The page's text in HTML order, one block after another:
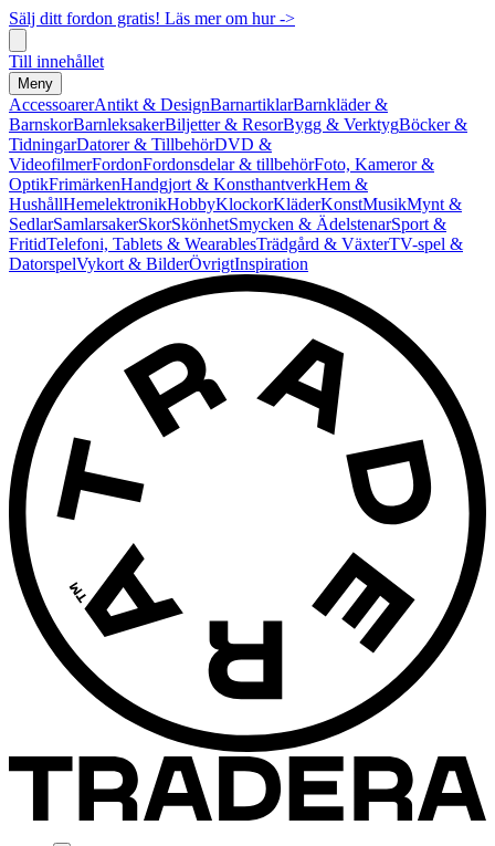
Sälj ditt fordon gratis! Läs mer om hur ->
Till innehållet
Meny
AccessoarerAntikt & DesignBarnartiklarBarnkläder &
BarnskorBarnleksakerBiljetter & ResorBygg & VerktygBöcker &
TidningarDatorer & TillbehörDVD &
VideofilmerFordonFordonsdelar & tillbehörFoto, Kameror &
OptikFrimärkenHandgjort & KonsthantverkHem &
HushållHemelektronikHobbyKlockorKläderKonstMusikMynt &
SedlarSamlarsakerSkorSkönhetSmycken & ÄdelstenarSport &
FritidTelefoni, Tablets & WearablesTrädgård & VäxterTV-spel &
DatorspelVykort & BilderÖvrigtInspiration